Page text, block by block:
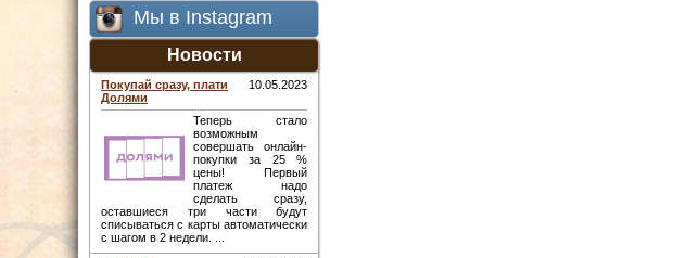
Мы в Instagram
Новости
Покупай сразу, плати
Долями
10.05.2023
Теперь стало
возможным
совершать онлайн-
покупки за 25 %
цены! Первый
платеж надо
сделать сразу,
оставшиеся три части будут
списываться с карты автоматически
с шагом в 2 недели. ...